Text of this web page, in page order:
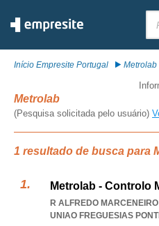
Início Empresite Portugal Metrolab
Metrolab
(Pesquisa solicitada pelo usuário)
1 resultado de busca para
Metrolab - Controlo
R ALFREDO
UNIAO FREGUESIAS